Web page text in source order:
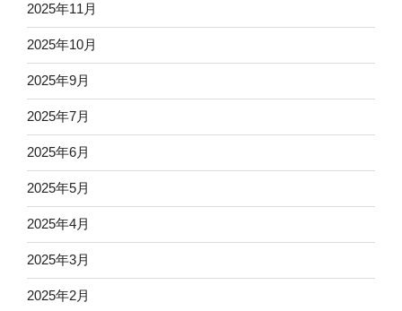
2025年11月
2025年10月
2025年9月
2025年7月
2025年6月
2025年5月
2025年4月
2025年3月
2025年2月